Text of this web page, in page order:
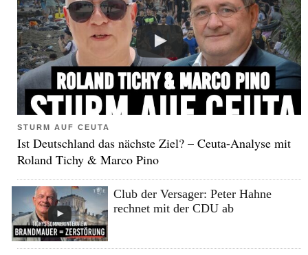
STURM AUF CEUTA
Ist Deutschland das nächste Ziel? – Ceuta-Analyse mit
Roland Tichy & Marco Pino
Club der Versager: Peter Hahne
rechnet mit der CDU ab